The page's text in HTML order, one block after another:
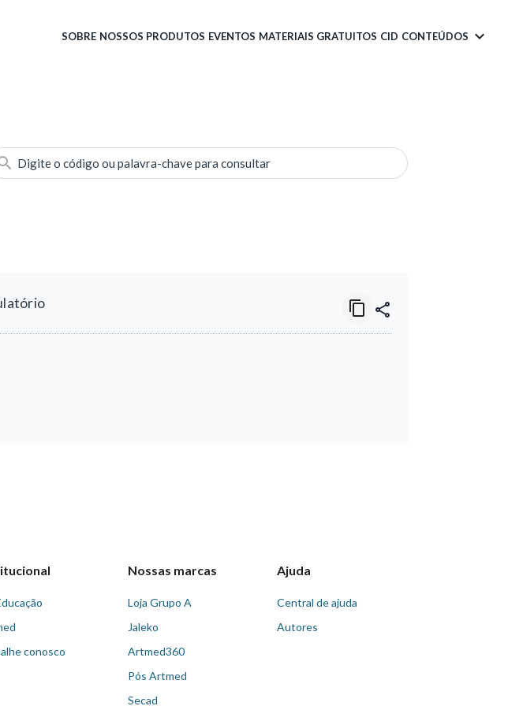
SOBRE NOSSOS PRODUTOS EVENTOS MATERIAIS GRATUITOS CID CONTEÚDOS
Digite o código ou palavra-chave para consultar
conosco
Nossas marcas
Loja Grupo A
Jaleko
Artmed360
Pós Artmed
Secad
Ajuda
Central de ajuda
Autores